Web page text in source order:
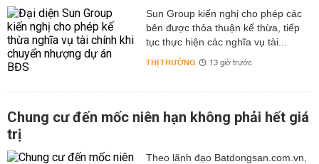
Sun Group kiến nghị cho phép các
bên được thỏa thuận kế thừa, tiếp
tục thực hiện các nghĩa vụ tài...
THỊ TRƯỜNG 13 giờ trước
Chung cư đến mốc niên hạn không phải hết giá
trị
Theo lãnh đạo Batdongsan.com.vn,